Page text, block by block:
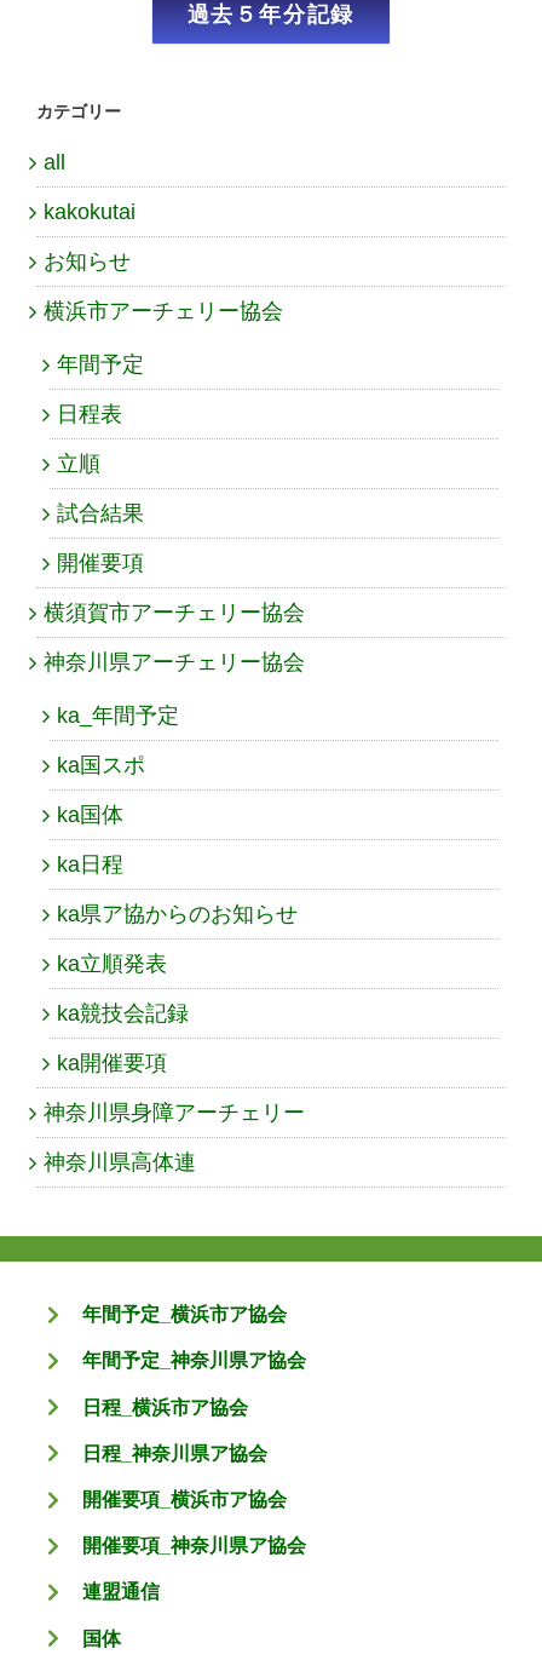
過去５年分記録
カテゴリー
all
kakokutai
お知らせ
横浜市アーチェリー協会
年間予定
日程表
立順
試合結果
開催要項
横須賀市アーチェリー協会
神奈川県アーチェリー協会
ka_年間予定
ka国スポ
ka国体
ka日程
ka県ア協からのお知らせ
ka立順発表
ka競技会記録
ka開催要項
神奈川県身障アーチェリー
神奈川県高体連
年間予定_横浜市ア協会
年間予定_神奈川県ア協会
日程_横浜市ア協会
日程_神奈川県ア協会
開催要項_横浜市ア協会
開催要項_神奈川県ア協会
連盟通信
国体